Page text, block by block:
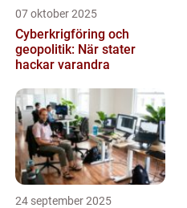
07 oktober 2025
Cyberkrigföring och
geopolitik: När stater
hackar varandra
24 september 2025